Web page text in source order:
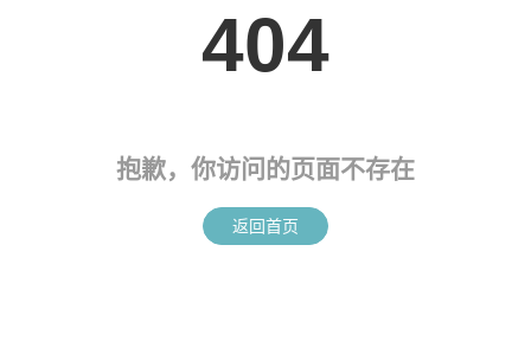
404
抱歉，你访问的页面不存在
返回首页